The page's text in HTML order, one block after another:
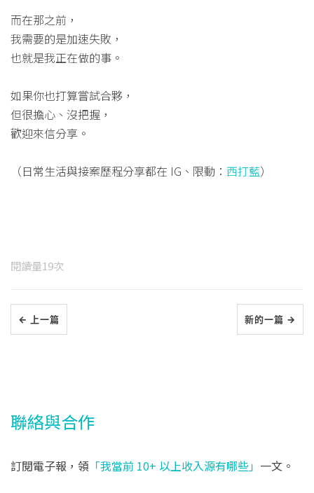
而在那之前，
我需要的是加速失敗，
也就是我正在做的事。
如果你也打算嘗試合夥，
但很擔心、沒把握，
歡迎來信分享。
（日常生活與接案歷程分享都在 IG、限動： 西打藍）
閱讀量19次
← 上一篇 新的一篇 →
聯絡與合作
訂閱電子報，領 「我當前 10+ 以上收入源有哪些」 一文。